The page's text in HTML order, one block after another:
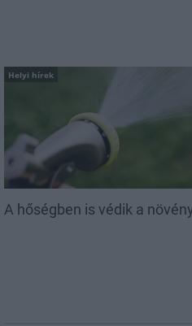
Helyi hírek
A hőségben is védik a